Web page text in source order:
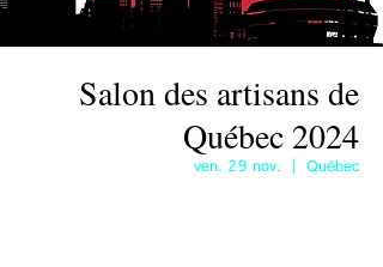
Salon des artisans de
Québec 2024
ven. 29 nov.
  |
Québec